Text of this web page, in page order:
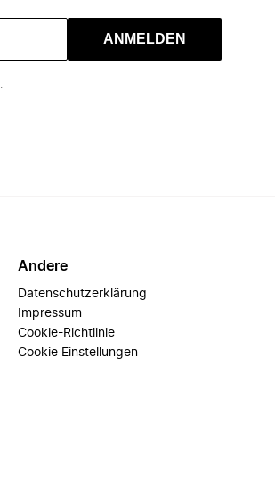
ANMELDEN
Andere
Datenschutzerklärung
Impressum
Cookie-Richtlinie
Cookie Einstellungen